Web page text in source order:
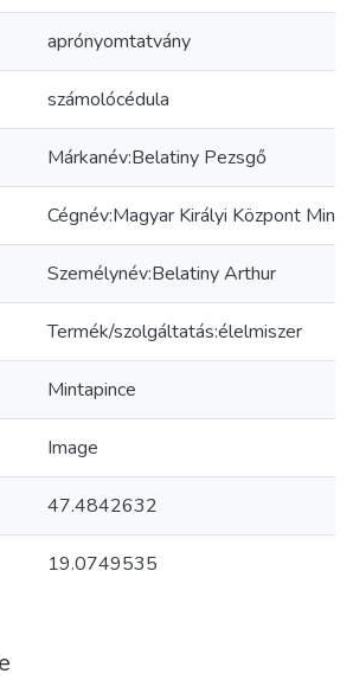
aprónyomtatvány
számolócédula
Márkanév:Belatiny Pezsgő
Cégnév:Magyar Királyi Központ
Személynév:Belatiny Arthur
Termék/szolgáltatás:élelmiszer
Mintapince
Image
47.4842632
19.0749535